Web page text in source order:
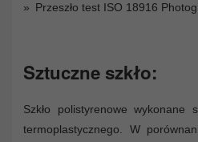
Przeszło test ISO 18916
Sztuczne szkło:
Szkło polistyrenowe wykonane
termoplastycznego. W